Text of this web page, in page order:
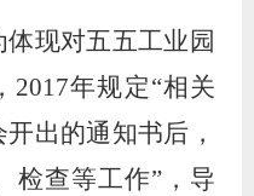
现对五五工业园
2017年规定“相关
出的通知书后，
检查等工作”，导